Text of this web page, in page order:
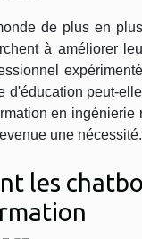
de plus en
à améliorer
d'éducation peut-
en
une
les